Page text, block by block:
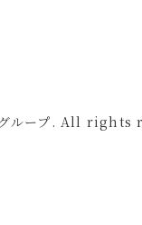
ループ. All rights